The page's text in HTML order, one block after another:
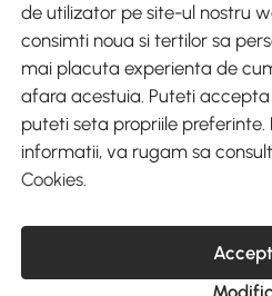
+40 312294730
Romania, Bucureşti Sectorul 2, Str.
CUI:
COD CAEN:
Reg. Com.
de utilizator pe site-ul nostru
consimti noua si tertilor sa
mai placuta experienta de
afara acestuia. Puteti
puteti seta propriile preferinte.
informatii, va rugam sa
Cookies.